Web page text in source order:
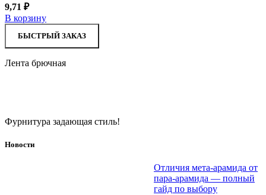
9,71 ₽
В корзину
БЫСТРЫЙ ЗАКАЗ
Лента брючная
Фурнитура задающая стиль!
Новости
Отличия мета-арамида от
пара-арамида — полный
гайд по выбору